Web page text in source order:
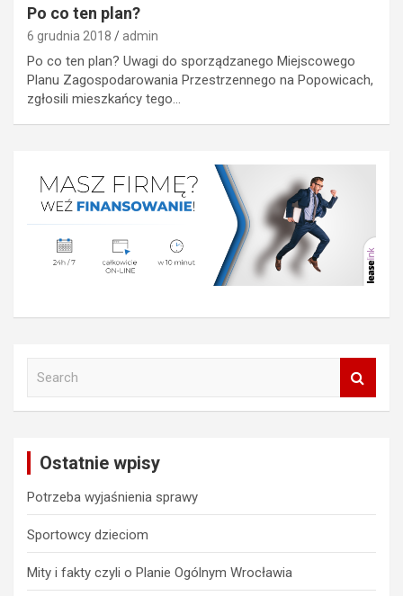
Po co ten plan?
6 grudnia 2018 admin
Po co ten plan? Uwagi do sporządzanego Miejscowego
Planu Zagospodarowania Przestrzennego na Popowicach,
zgłosili mieszkańcy tego…
Ostatnie wpisy
Potrzeba wyjaśnienia sprawy
Sportowcy dzieciom
Mity i fakty czyli o Planie Ogólnym Wrocławia